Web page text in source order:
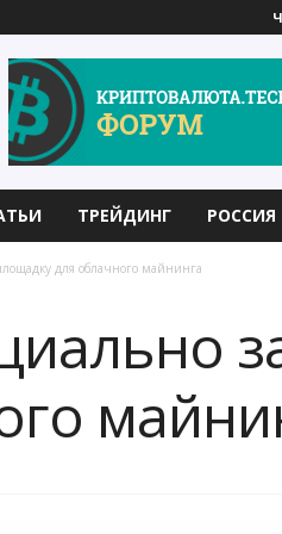
ТРЕЙДИНГ РОССИЯ
для облачного майнинга